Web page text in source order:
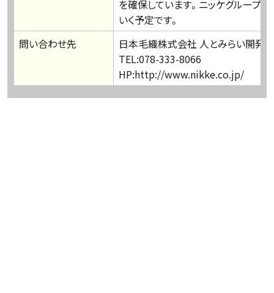
を確保しています。ニッケグループ
いく予定です。
問い合わせ先
日本毛織株式会社 人とみらい開発
TEL:078-333-8066
HP:http://www.nikke.co.jp/